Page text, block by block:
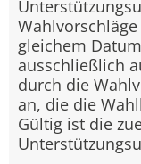
gleichem
ausschließlich
durch die
an, die die
Gültig ist die